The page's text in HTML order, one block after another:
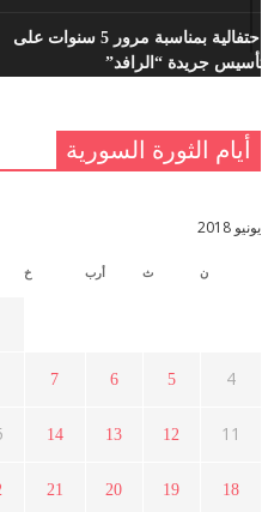
احتفالية بمناسبة مرور 5 سنوات على
تأسيس جريدة “الرافد”
القدس والربيع العربي في ندوة لحزب
أسبوع ثقافي في ذكرى الاستقلال
الثورة السورية ؟
أيام الثورة السورية
يونيو 2018
ن ث أرب خ
4
5
6
7
11
12
13
14
18
19
20
21